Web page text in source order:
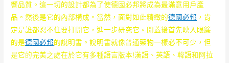
響品質。這一切的設計都為了使德國必邦將成為最滿意用戶產
品。然後是它的內部構成。當然，面對如此精緻的德國必邦 ，肯
定是誰都忍不住要打開它，進一步研究它。開蓋後首先映入眼簾
的是德國必邦的說明書。說明書就像普通藥物一樣必不可少，但
是它的完美之處在於它有多種語言版本!漢語、英語、韓語和阿拉